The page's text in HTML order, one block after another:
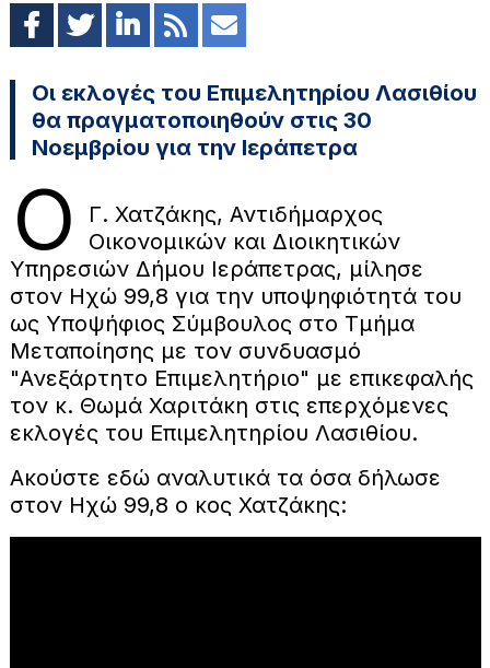
Οι εκλογές του Επιμελητηρίου Λασιθίου
θα πραγματοποιηθούν στις 30
Νοεμβρίου για την Ιεράπετρα
Ο
Γ. Χατζάκης, Αντιδήμαρχος
Οικονομικών και Διοικητικών
Υπηρεσιών Δήμου Ιεράπετρας, μίλησε
στον Ηχώ 99,8 για την υποψηφιότητά του
ως Υποψήφιος Σύμβουλος στο Τμήμα
Μεταποίησης με τον συνδυασμό
"Ανεξάρτητο Επιμελητήριο" με επικεφαλής
τον κ. Θωμά Χαριτάκη στις επερχόμενες
εκλογές του Επιμελητηρίου Λασιθίου.
Ακούστε εδώ αναλυτικά τα όσα δήλωσε
στον Ηχώ 99,8 ο κος Χατζάκης: